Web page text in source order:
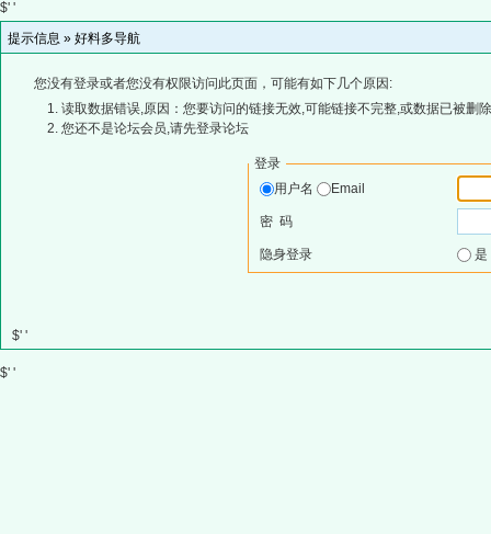
$' '
提示信息 » 好料多导航
您没有登录或者您没有权限访问此页面，可能有如下几个原因:
读取数据错误,原因：您要访问的链接无效,可能链接不完整,或数据已被删
您还不是论坛会员,请先登录论坛
登录
用户名
Email
密 码
隐身登录
$' '
$' '